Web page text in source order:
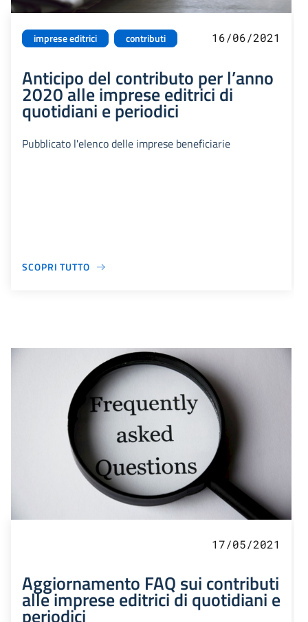
imprese editrici contributi 16/06/2021
Anticipo del contributo per l’anno
2020 alle imprese editrici di
quotidiani e periodici
Pubblicato l'elenco delle imprese beneficiarie
SCOPRI TUTTO
17/05/2021
Aggiornamento FAQ sui contributi
alle imprese editrici di quotidiani e
periodici